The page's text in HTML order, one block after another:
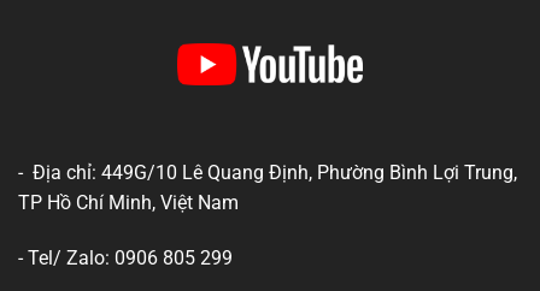
- Địa chỉ: 449G/10 Lê Quang Định, Phường Bình Lợi Trung,
TP Hồ Chí Minh, Việt Nam
- Tel/ Zalo: 0906 805 299